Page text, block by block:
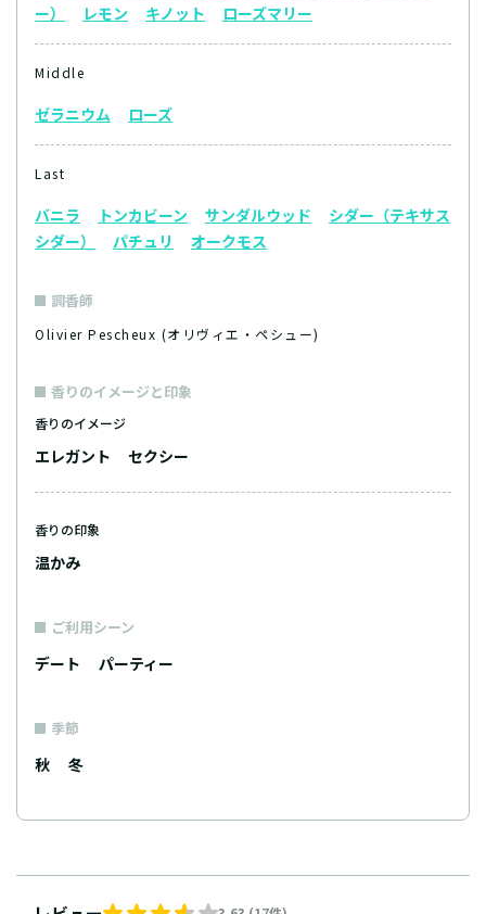
ー）
レモン キノット ローズマリー
Middle
ゼラニウム ローズ
Last
バニラ トンカビーン サンダルウッド
シダー（テキサス
シダー）
パチュリ オークモス
調香師
Olivier Pescheux (オリヴィエ・ペシュー)
香りのイメージと印象
香りのイメージ
エレガント セクシー
香りの印象
温かみ
ご利用シーン
デート パーティー
季節
秋 冬